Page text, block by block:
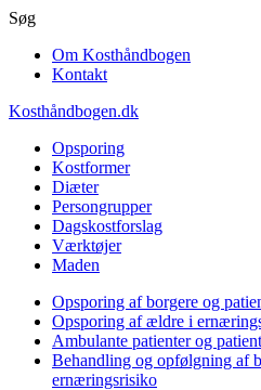
Gå
hovedindhold
Søg
Om Kosthåndbogen
Kontakt
Kosthåndbogen.dk
Opsporing
Kostformer
Diæter
Persongrupper
Dagskostforslag
Værktøjer
Maden
Opsporing af borgere og
Opsporing af ældre i
Ambulante patienter og
Behandling og opfølgning af
ernæringsrisiko